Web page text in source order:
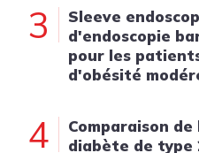
3
Sleeve
d'endoscopie
pour les
d'obésité
4
Comparaison
diabète de type